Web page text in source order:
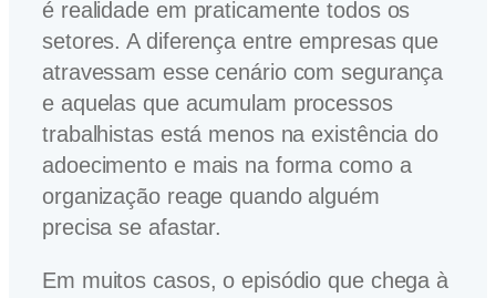
é realidade em praticamente todos os
setores. A diferença entre empresas que
atravessam esse cenário com segurança
e aquelas que acumulam processos
trabalhistas está menos na existência do
adoecimento e mais na forma como a
organização reage quando alguém
precisa se afastar.
Em muitos casos, o episódio que chega à